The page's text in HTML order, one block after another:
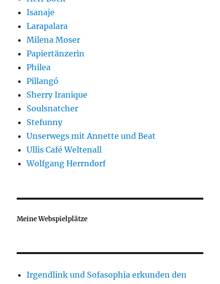
Isanaje
Larapalara
Milena Moser
Papiertänzerin
Philea
Pillangó
Sherry Iranique
Soulsnatcher
Stefunny
Unserwegs mit Annette und Beat
Ullis Café Weltenall
Wolfgang Herrndorf
Meine Webspielplätze
Irgendlink und Sofasophia erkunden den